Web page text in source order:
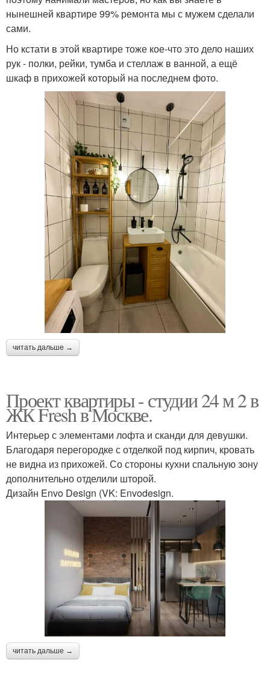
нынешней квартире 99% ремонта мы с мужем сделали
сами.
Но кстати в этой квартире тоже кое-что это дело наших
рук - полки, рейки, тумба и стеллаж в ванной, а ещё
шкаф в прихожей который на последнем фото.
читать дальше →
Проект квартиры - студии 24 м 2 в
ЖК Fresh в Москве.
Интерьер с элементами лофта и сканди для девушки.
Благодаря перегородке с отделкой под кирпич, кровать
не видна из прихожей. Со стороны кухни спальную зону
дополнительно отделили шторой.
Дизайн Envo Design (VK: Envodesign.
читать дальше →